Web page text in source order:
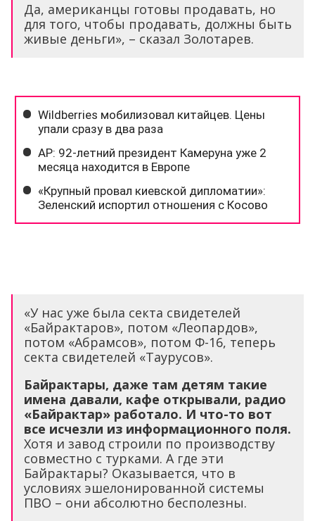
Да, американцы готовы продавать, но
для того, чтобы продавать, должны быть
живые деньги», – сказал Золотарев.
«У нас уже была секта свидетелей
«Байрактаров», потом «Леопардов»,
потом «Абрамсов», потом Ф-16, теперь
секта свидетелей «Таурусов».
Байрактары, даже там детям такие
имена давали, кафе открывали, радио
«Байрактар» работало. И что-то вот
все исчезли из информационного поля.
Хотя и завод строили по производству
совместно с турками. А где эти
Байрактары? Оказывается, что в
условиях эшелонированной системы
ПВО – они абсолютно бесполезны.